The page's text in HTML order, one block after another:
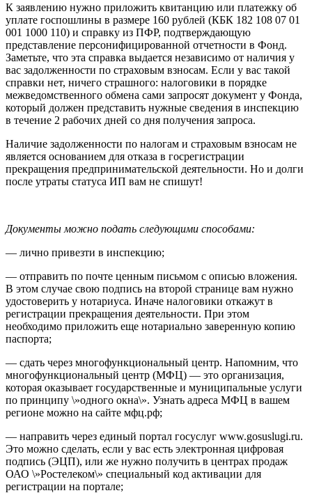
К заявлению нужно приложить квитанцию или платежку об
уплате госпошлины в размере 160 рублей (КБК 182 108 07 01
001 1000 110) и справку из ПФР, подтверждающую
представление персонифицированной отчетности в Фонд.
Заметьте, что эта справка выдается независимо от наличия у
вас задолженности по страховым взносам. Если у вас такой
справки нет, ничего страшного: налоговики в порядке
межведомственного обмена сами запросят документ у Фонда,
который должен представить нужные сведения в инспекцию
в течение 2 рабочих дней со дня получения запроса.
Наличие задолженности по налогам и страховым взносам не
является основанием для отказа в госрегистрации
прекращения предпринимательской деятельности. Но и долги
после утраты статуса ИП вам не спишут!
Документы можно подать следующими способами:
— лично привезти в инспекцию;
— отправить по почте ценным письмом с описью вложения.
В этом случае свою подпись на второй странице вам нужно
удостоверить у нотариуса. Иначе налоговики откажут в
регистрации прекращения деятельности. При этом
необходимо приложить еще нотариально заверенную копию
паспорта;
— сдать через многофункциональный центр. Напомним, что
многофункциональный центр (МФЦ) — это организация,
которая оказывает государственные и муниципальные услуги
по принципу \»одного окна\». Узнать адреса МФЦ в вашем
регионе можно на сайте мфц.рф;
— направить через единый портал госуслуг www.gosuslugi.ru.
Это можно сделать, если у вас есть электронная цифровая
подпись (ЭЦП), или же нужно получить в центрах продаж
ОАО \»Ростелеком\» специальный код активации для
регистрации на портале;